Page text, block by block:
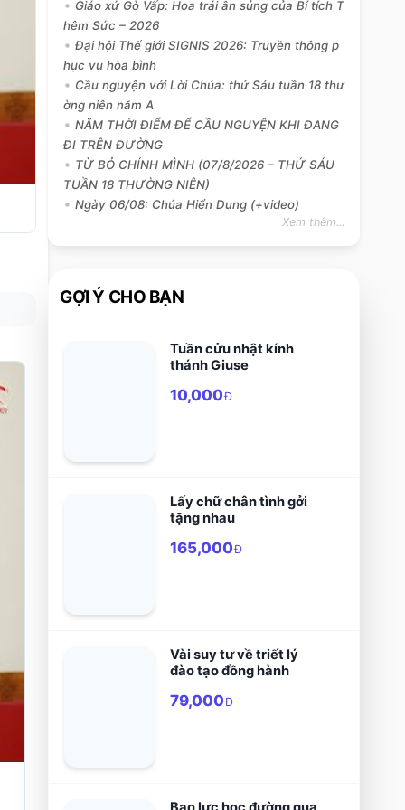
Giáo xứ Gò Vấp: Hoa trái ân sủng của Bí tích T
hêm Sức – 2026
Đại hội Thế giới SIGNIS 2026: Truyền thông p
hục vụ hòa bình
Cầu nguyện với Lời Chúa: thứ Sáu tuần 18 thư
ờng niên năm A
NĂM THỜI ĐIỂM ĐỂ CẦU NGUYỆN KHI ĐANG
ĐI TRÊN ĐƯỜNG
TỪ BỎ CHÍNH MÌNH (07/8/2026 – THỨ SÁU
TUẦN 18 THƯỜNG NIÊN)
Ngày 06/08: Chúa Hiển Dung (+video)
Xem thêm...
GỢI Ý CHO BẠN
Tuần cửu nhật kính
thánh Giuse
10,000Đ
Lấy chữ chân tình gởi
tặng nhau
165,000Đ
Vài suy tư về triết lý
đào tạo đồng hành
79,000Đ